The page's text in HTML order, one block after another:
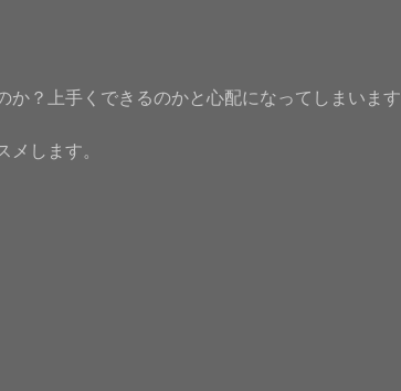
か？上手くできるのかと心配になってしまいます
します。